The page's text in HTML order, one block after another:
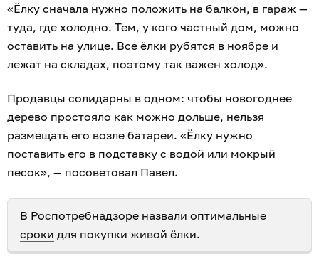
«Ёлку сначала нужно положить на балкон, в гараж —
туда, где холодно. Тем, у кого частный дом, можно
оставить на улице. Все ёлки рубятся в ноябре и
лежат на складах, поэтому так важен холод».
Продавцы солидарны в одном: чтобы новогоднее
дерево простояло как можно дольше, нельзя
размещать его возле батареи. «Ёлку нужно
поставить его в подставку с водой или мокрый
песок», — посоветовал Павел.
В Роспотребнадзоре назвали оптимальные
сроки для покупки живой ёлки.